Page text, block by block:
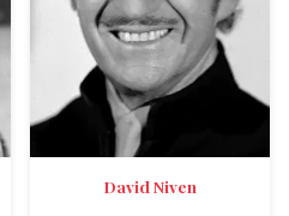
David Niven